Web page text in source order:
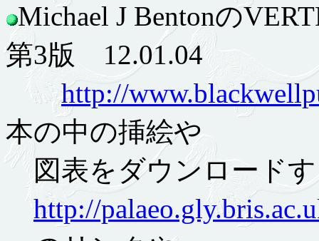
Michael J Bentonの
第3版 12.01.04
http://
本の中の挿絵や
図表をダウンロードす
http://